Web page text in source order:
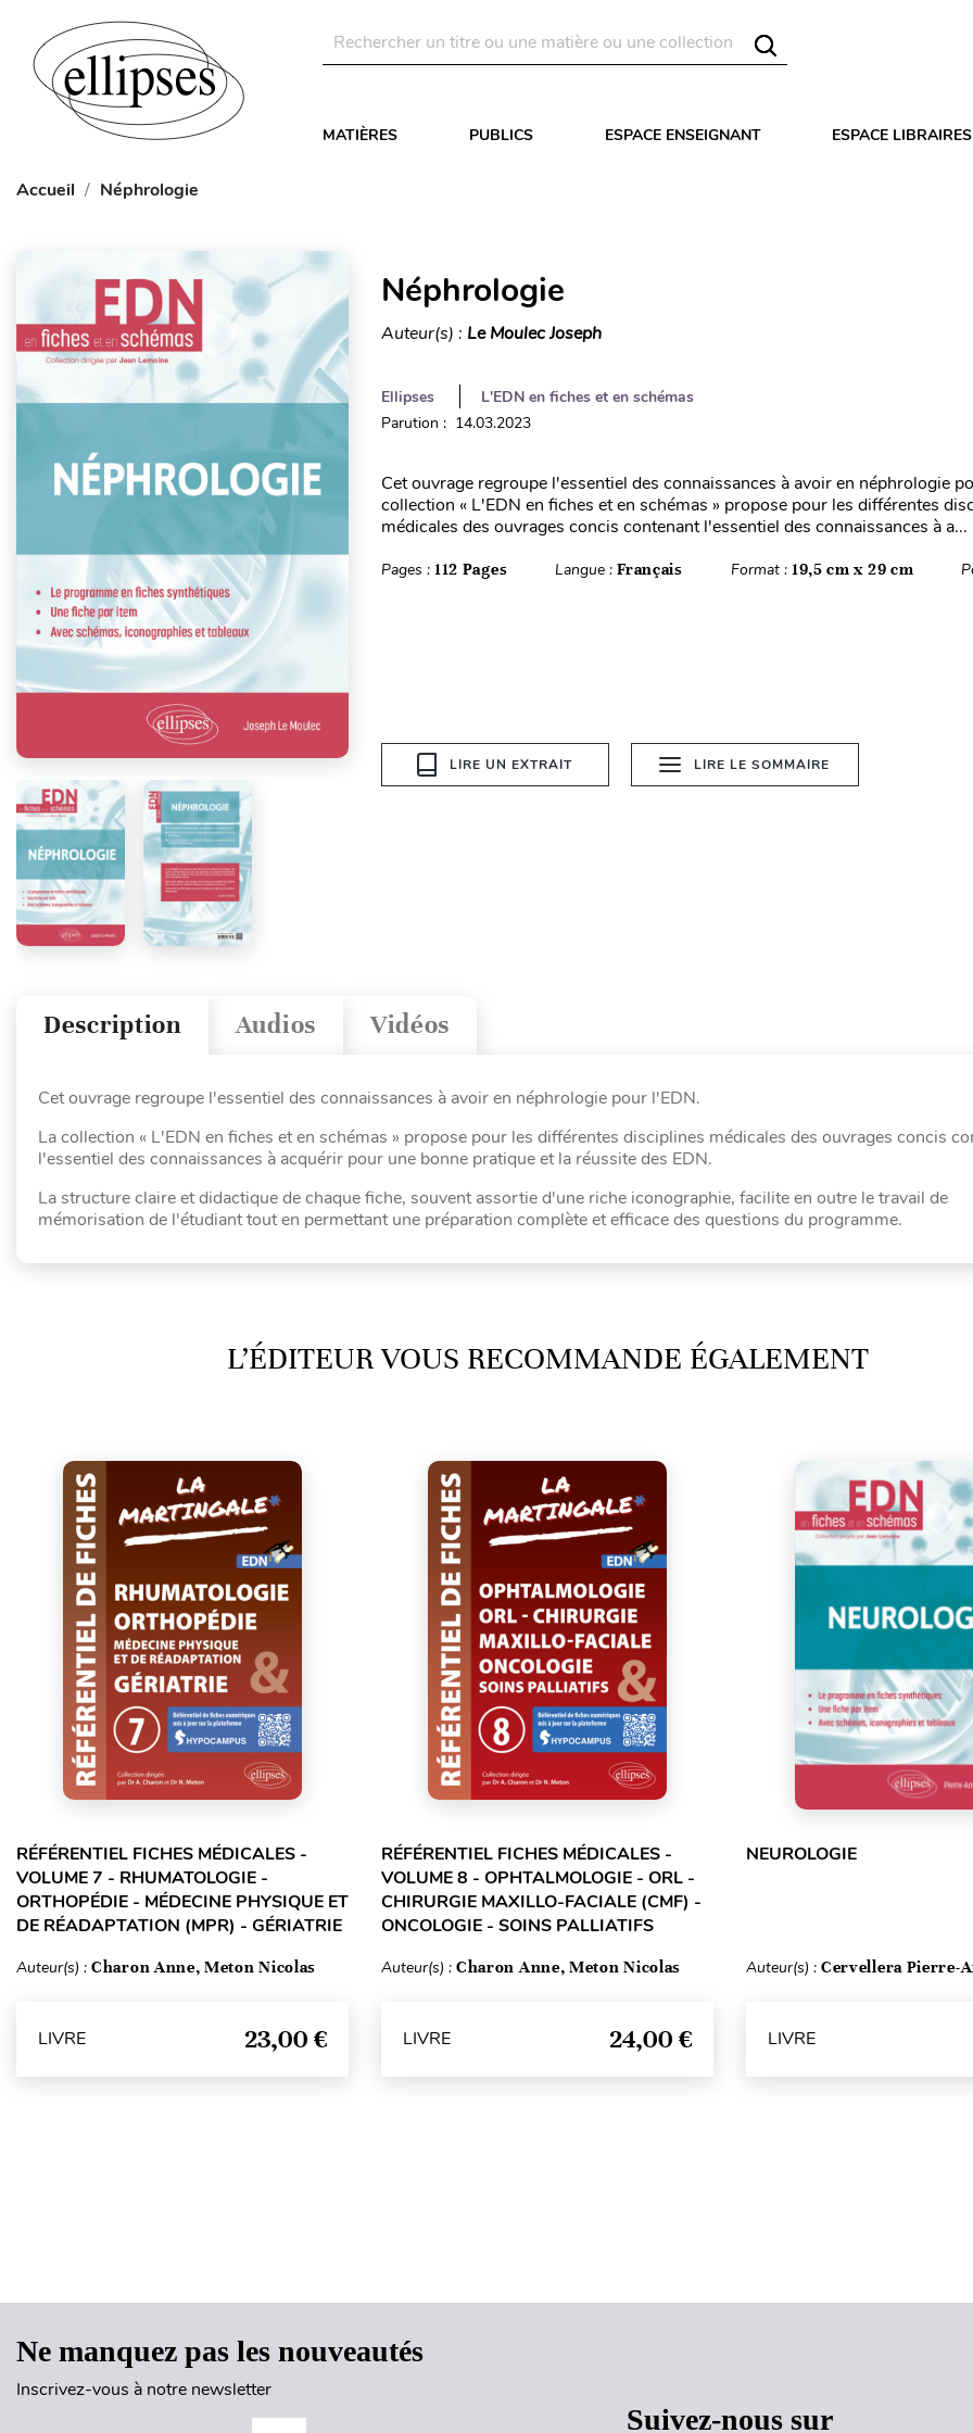
MATIÈRES PUBLICS ESPACE ENSEIGNANT ESPACE LIBRAIRES
Accueil Néphrologie
Néphrologie
Auteur(s) : Le Moulec Joseph
Ellipses
L'EDN en fiches et en schémas
Parution : 14.03.2023
Cet ouvrage regroupe l'essentiel des connaissances à avoir en néphrologie
collection « L'EDN en fiches et en schémas » propose pour les différentes
médicales des ouvrages concis contenant l'essentiel des connaissances à a...
Pages : 112 Pages Langue :Français Format : 19,5 cm x 29 cm
LIRE UN EXTRAIT LIRE LE SOMMAIRE
Vidéos
Audios
Description
Cet ouvrage regroupe l'essentiel des connaissances à avoir en néphrologie pour l'EDN.
La collection « L'EDN en fiches et en schémas » propose pour les différentes disciplines médicales des ouvrages concis
l'essentiel des connaissances à acquérir pour une bonne pratique et la réussite des EDN.
La structure claire et didactique de chaque fiche, souvent assortie d'une riche iconographie, facilite en outre le travail de
mémorisation de l'étudiant tout en permettant une préparation complète et efficace des questions du programme.
L’ÉDITEUR VOUS RECOMMANDE ÉGALEMENT
RÉFÉRENTIEL FICHES MÉDICALES -
VOLUME 7 - RHUMATOLOGIE -
ORTHOPÉDIE - MÉDECINE PHYSIQUE ET
DE RÉADAPTATION (MPR) - GÉRIATRIE
Auteur(s) : Charon Anne, Meton Nicolas
LIVRE 23,00 €
RÉFÉRENTIEL FICHES MÉDICALES -
VOLUME 8 - OPHTALMOLOGIE - ORL -
CHIRURGIE MAXILLO-FACIALE (CMF) -
ONCOLOGIE - SOINS PALLIATIFS
Auteur(s) : Charon Anne, Meton Nicolas
LIVRE 24,00 €
NEUROLOGIE
Auteur(s) : Cervellera Pierre-
LIVRE
Ne manquez pas les nouveautés
Inscrivez-vous à notre newsletter
Suivez-nous sur